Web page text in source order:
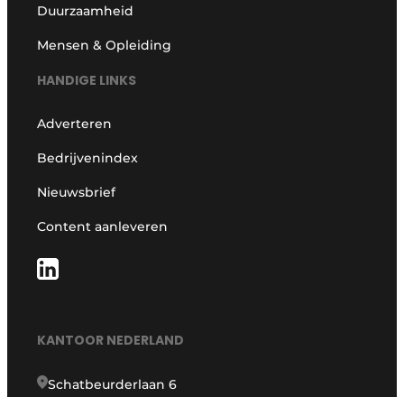
Duurzaamheid
Mensen & Opleiding
HANDIGE LINKS
Adverteren
Bedrijvenindex
Nieuwsbrief
Content aanleveren
KANTOOR NEDERLAND
Schatbeurderlaan 6